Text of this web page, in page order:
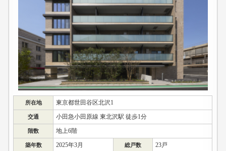
所在地 東京都世田谷区北沢1
交通 小田急小田原線 東北沢駅 徒歩1分
階数 地上6階
築年数 2025年3月 総戸数 23戸